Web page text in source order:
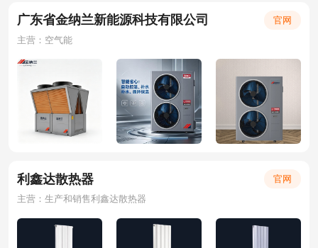
广东省金纳兰新能源科技有限公司
官网
主营：空气能
利鑫达散热器
官网
主营：生产和销售利鑫达散热器